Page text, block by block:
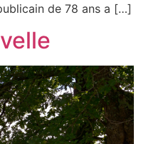
de 78 ans a […]